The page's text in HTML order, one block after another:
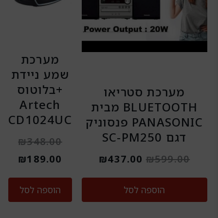
מערכת סטריאו
BLUETOOTH מבית
PANASONIC פנסוניק
דגם SC-PM250
₪599.00
₪437.00
הוספה לסל
מערכת
שמע ניידת
+בלוטוס
Artech
CD1024UC
₪348.00
₪189.00
הוספה לסל